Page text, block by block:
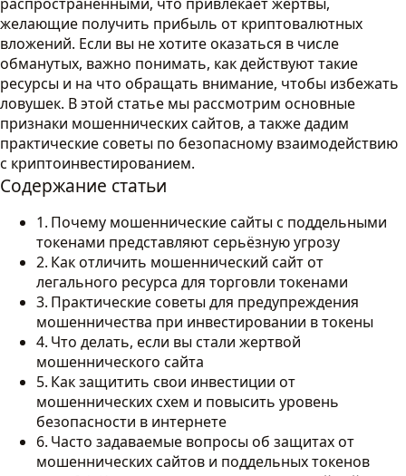
желающие получить прибыль от криптовалютных
вложений. Если вы не хотите оказаться в числе
обманутых, важно понимать, как действуют такие
ресурсы и на что обращать внимание, чтобы избежать
ловушек. В этой статье мы рассмотрим основные
признаки мошеннических сайтов, а также дадим
практические советы по безопасному взаимодействию
с криптоинвестированием.
Содержание статьи
Почему мошеннические сайты с поддельными
токенами представляют серьёзную угрозу
Как отличить мошеннический сайт от
легального ресурса для торговли токенами
Практические советы для предупреждения
мошенничества при инвестировании в токены
Что делать, если вы стали жертвой
мошеннического сайта
Как защитить свои инвестиции от
мошеннических схем и повысить уровень
безопасности в интернете
Часто задаваемые вопросы об защитах от
мошеннических сайтов и поддельных токенов